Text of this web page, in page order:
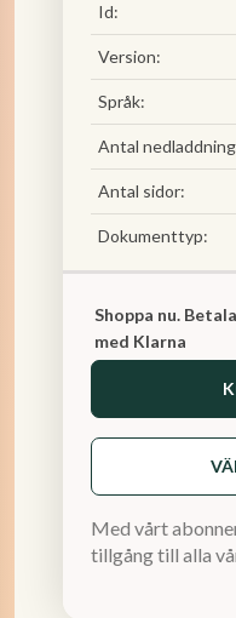
Id:
Version:
Språk:
Antal
Antal sidor:
Dokumenttyp:
Shoppa nu.
med Klarna
Med vårt
tillgång till alla